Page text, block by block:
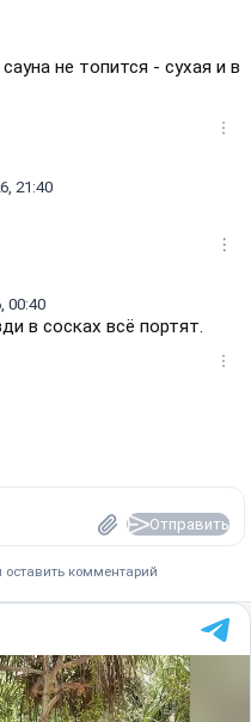
не топится - сухая и в
21:40
00:40
в сосках всё портят.
Отправить
оставить комментарий